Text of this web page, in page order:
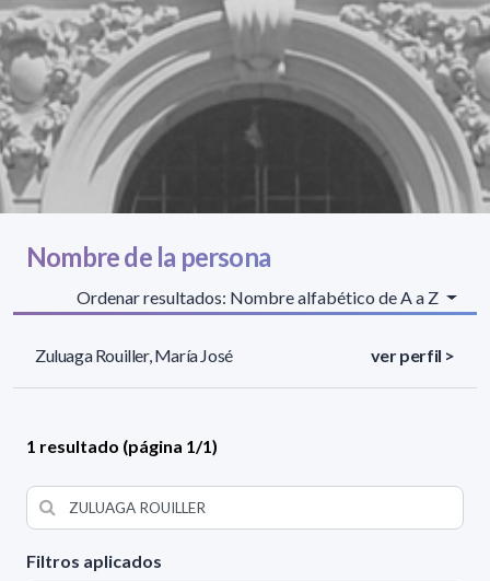
Filtros aplicados
Nombre de la persona
Ordenar resultados: Nombre alfabético de A a Z
Zuluaga Rouiller, María José ver perfil >
1 resultado (página 1/1)